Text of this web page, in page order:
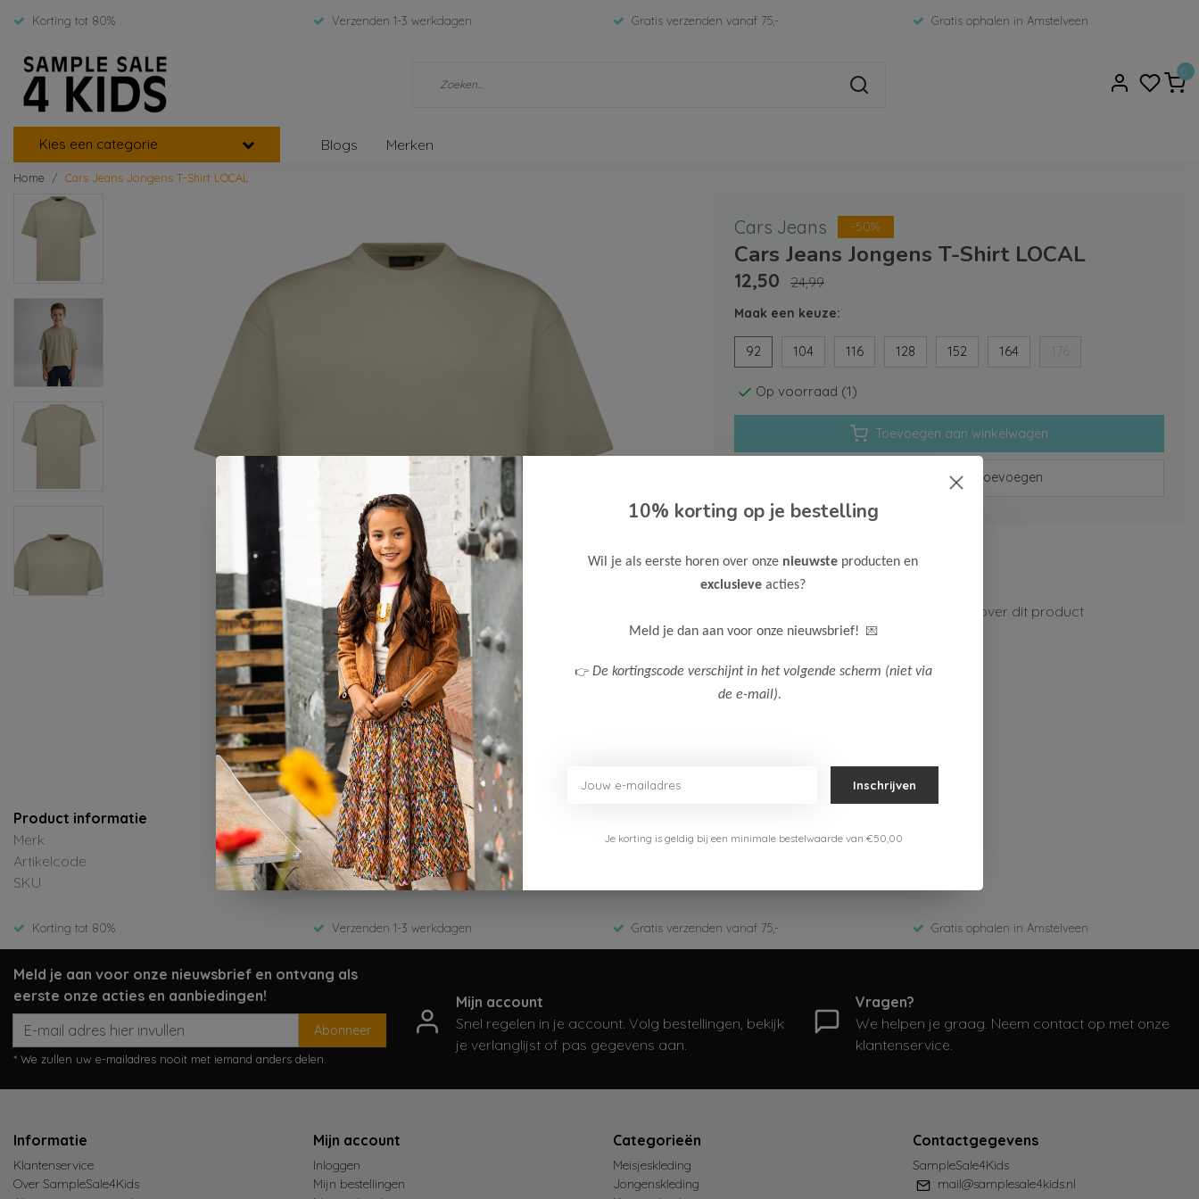
Korting tot 80% Verzenden 1-3 werkdagen Gratis verzenden vanaf 75,- Gratis ophalen in Amstelveen
0
Kies een categorie Blogs Merken
Home Cars Jeans Jongens T-Shirt LOCAL
Cars Jeans -50%
Cars Jeans Jongens T-Shirt LOCAL
12,50 24,99
Maak een keuze:
92 104 116 128 152 164
Op voorraad (1)
Toevoegen aan winkelwagen
Aan verlanglijst toevoegen
Gratis verzenden vanaf 75,-
Verzenden 1-3 werkdagen
Neem contact op over dit product
Product informatie
Merk
Cars Jeans
Artikelcode
5927183-Sand
SKU
ED-Zomer 2026
Korting tot 80% Verzenden 1-3 werkdagen Gratis verzenden vanaf 75,- Gratis ophalen in Amstelveen
Meld je aan voor onze nieuwsbrief en ontvang als
eerste onze acties en aanbiedingen!
Abonneer
* We zullen uw e-mailadres nooit met iemand anders delen.
Mijn account
Snel regelen in je account. Volg bestellingen, bekijk
je verlanglijst of pas gegevens aan.
Vragen?
We helpen je graag. Neem contact op met onze
klantenservice.
Informatie
Klantenservice
Over SampleSale4Kids
Mijn account
Inloggen
Mijn bestellingen
Categorieën
Meisjeskleding
Jongenskleding
Contactgegevens
SampleSale4Kids
mail@samplesale4kids.nl
10% korting op je bestelling
Wil je als eerste horen over onze nieuwste producten en
exclusieve acties?
Meld je dan aan voor onze nieuwsbrief! 💌
👉 De kortingscode verschijnt in het volgende scherm (niet via
de e-mail).
Inschrijven
Je korting is geldig bij een minimale bestelwaarde van €50,00